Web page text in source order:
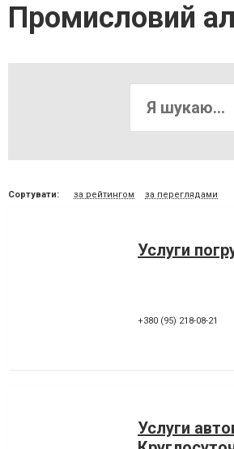
Промисловий
Сортувати: за рейтингом за переглядами
Услуги
+380 (95) 218-08-21
Услуги